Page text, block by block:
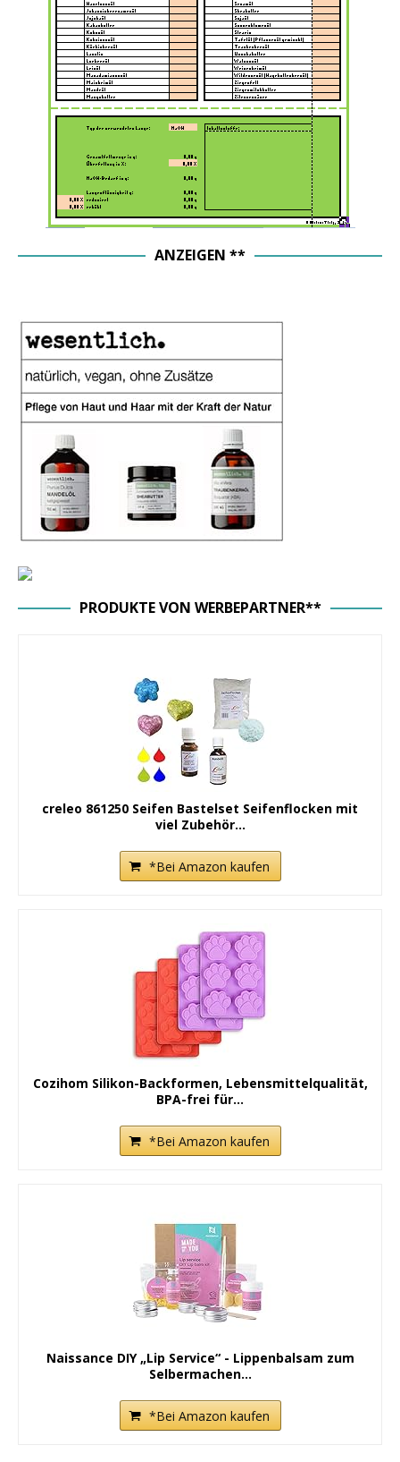
ANZEIGEN **
PRODUKTE VON WERBEPARTNER**
creleo 861250 Seifen Bastelset Seifenflocken mit
viel Zubehör...
*Bei Amazon kaufen
Cozihom Silikon-Backformen, Lebensmittelqualität,
BPA-frei für...
*Bei Amazon kaufen
Naissance DIY „Lip Service“ - Lippenbalsam zum
Selbermachen...
*Bei Amazon kaufen